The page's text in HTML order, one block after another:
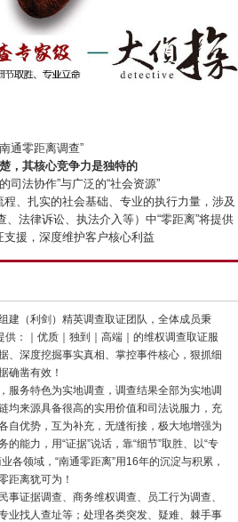
通零距离调查”
，其核心竞争力是独特的
司法协作”与广泛的“社会资源”
、扎实的社会基础、专业的执行力量，涉及
法律诉讼、执法介入等）中“零距离”将提供
支援，深度维护客户核心利益
建（利剑）精英调查取证团队，全体成员秉
供：｜优质｜独到｜高端｜的维权调查取证服
、深度挖掘事实真相、掌控事件核心，狠抓细
确凿有效！
服务特色为实地调查，调查结果全部为实地调
均来源具备很高的实用价值和司法说服力，充
自优势，互为补充，无缝衔接，极大地增强为
能力，用“证据”说话，靠“细节”取胜、以“专
各领域，“南通零距离”用16年的沉淀与积累，
离犹可为！
事证据调查、商务维权调查、员工行为调查、
业找人查址等；处理各类突发、疑难、棘手事